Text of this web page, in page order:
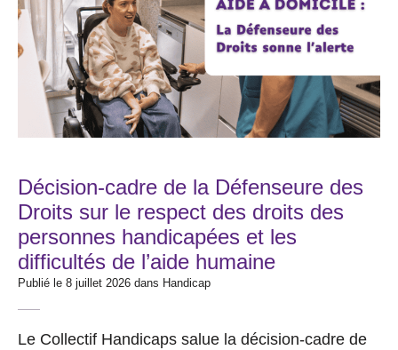
Décision-cadre de la Défenseure des
Droits sur le respect des droits des
personnes handicapées et les
difficultés de l’aide humaine
Publié le 8 juillet 2026 dans Handicap
Le Collectif Handicaps salue la décision-cadre de